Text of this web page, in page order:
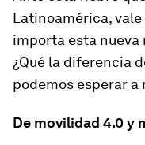
Latinoamérica,
importa esta
¿Qué la diferencia
podemos esperar
De movilidad 4.0 y